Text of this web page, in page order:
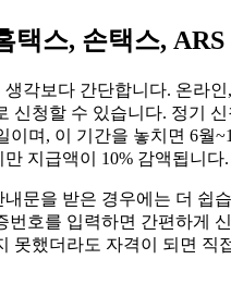
택스, 손택스, ARS
각보다 간단합니다. 온라인
신청할 수 있습니다. 정기 신
이며, 이 기간을 놓치면 6월
지급액이 10% 감액됩니다.
문을 받은 경우에는 더 쉽
번호를 입력하면 간편하게
못했더라도 자격이 되면 직